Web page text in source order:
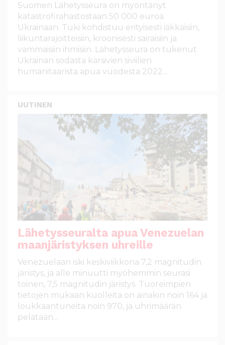
Suomen Lähetysseura on myöntänyt
katastrofirahastostaan 50 000 euroa
Ukrainaan. Tuki kohdistuu erityisesti iäkkäisiin,
liikuntarajoitteisiin, kroonisesti sairaisiin ja
vammaisiin ihmisiin. Lähetysseura on tukenut
Ukrainan sodasta kärsivien siviilien
humanitaarista apua vuodesta 2022...
UUTINEN
Lähetysseuralta apua Venezuelan
maanjäristyksen uhreille
Venezuelaan iski keskiviikkona 7,2 magnitudin
järistys, ja alle minuutti myöhemmin seurasi
toinen, 7,5 magnitudin järistys. Tuoreimpien
tietojen mukaan kuolleita on ainakin noin 164 ja
loukkaantuneita noin 970, ja uhrimäärän
pelätään...